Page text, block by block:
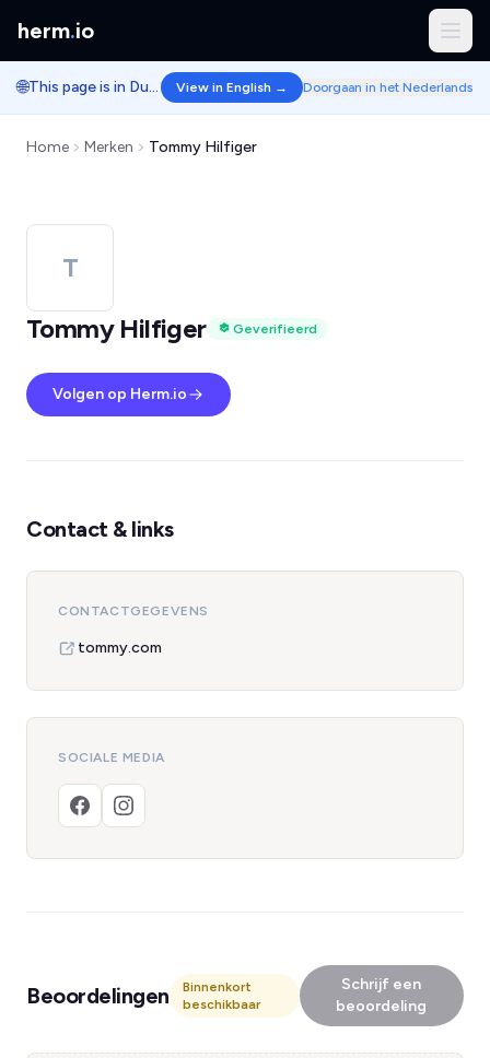
herm.io
🌐 This page is in Dutch. View in English → Doorgaan in het Nederlands
Home Merken Tommy Hilfiger
T
Tommy Hilfiger
Geverifieerd
Volgen op Herm.io
Contact & links
CONTACTGEGEVENS
tommy.com
SOCIALE MEDIA
Beoordelingen
Binnenkort
beschikbaar
Schrijf een
beoordeling